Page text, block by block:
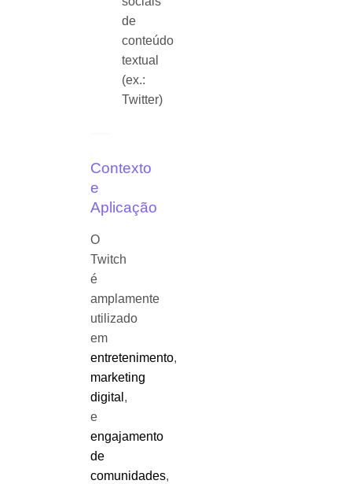
de
conteúdo
textual
(ex.:
Twitter)
Contexto
e
Aplicação
O
Twitch
é
amplamente
utilizado
em
entretenimento,
marketing
digital ,
e
engajamento
de
comunidades,